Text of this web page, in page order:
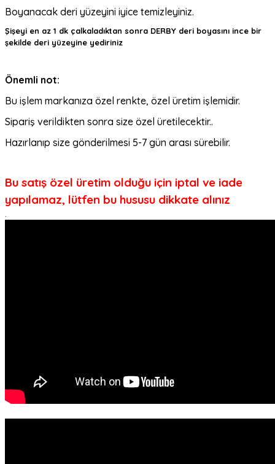
Boyanacak deri yüzeyini iyice temizleyiniz.
Şişeyi en az 1 dk çalkaladıktan sonra DERBY deri boyasını ince bir
şekilde deri yüzeyine yediriniz
Önemli not:
Bu işlem markanıza özel renkte, özel üretim işlemidir.
Sipariş verildikten sonra size özel üretilecektir..
Hazırlanıp size gönderilmesi 5-7 gün arası sürebilir.
Bu satış özel üretim olduğu için iptal ve iade
yapılamaz, lütfen bu hususu dikkate alınız